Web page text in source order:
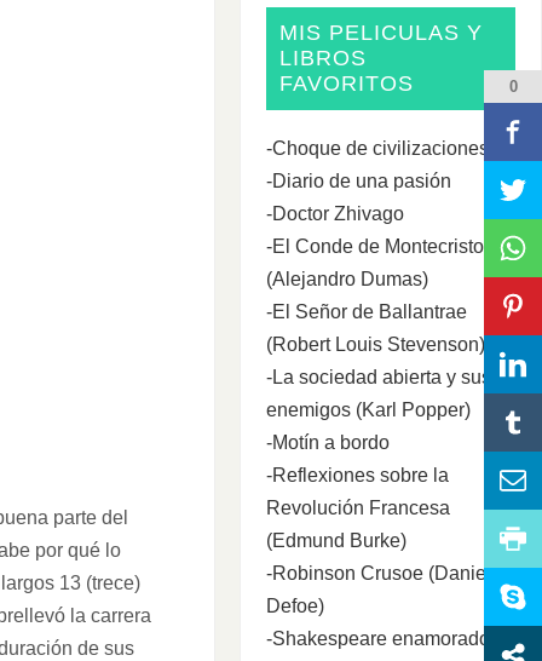
parte del
por qué lo
13 (trece)
la carrera
de sus
MIS PELICULAS Y
LIBROS
FAVORITOS
-Choque de civilizaciones
-Diario de una pasión
-Doctor Zhivago
-El Conde de Montecristo
(Alejandro Dumas)
-El Señor de Ballantrae
(Robert Louis Stevenson)
-La sociedad abierta y sus
enemigos (Karl Popper)
-Motín a bordo
-Reflexiones sobre la
Revolución Francesa
(Edmund Burke)
-Robinson Crusoe (Daniel
Defoe)
-Shakespeare enamorado
0